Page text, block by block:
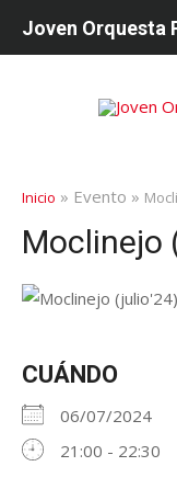
Joven Orquesta
Inicio » Evento »
Moclinejo
CUÁNDO
06/07/2024
21:00 - 22:30